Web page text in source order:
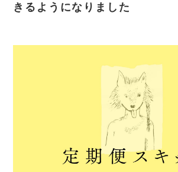
きるようになりました